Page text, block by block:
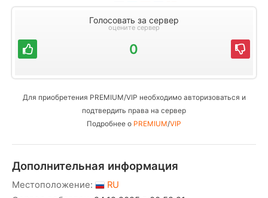
Голосовать за сервер
оцените сервер
0
Для приобретения PREMIUM/VIP необходимо авторизоваться и
подтвердить права на сервер
Подробнее о PREMIUM/VIP
Дополнительная информация
Местоположение:
RU